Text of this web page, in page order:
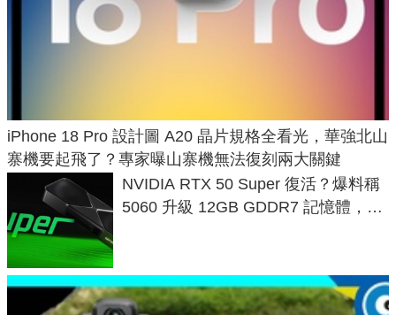
iPhone 18 Pro 設計圖 A20 晶片規格全看光，華強北山
寨機要起飛了？專家曝山寨機無法復刻兩大關鍵
NVIDIA RTX 50 Super 復活？爆料稱
5060 升級 12GB GDDR7 記憶體，這